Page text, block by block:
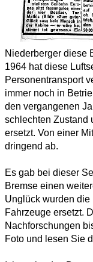
Niederberger diese
1964 hat diese
Personentransport
immer noch in
den vergangenen
schlechten Zustand
ersetzt. Von einer
dringend ab.
Es gab bei dieser
Bremse einen
Unglück wurden
Fahrzeuge ersetzt.
Nachforschungen
Foto und lesen Sie